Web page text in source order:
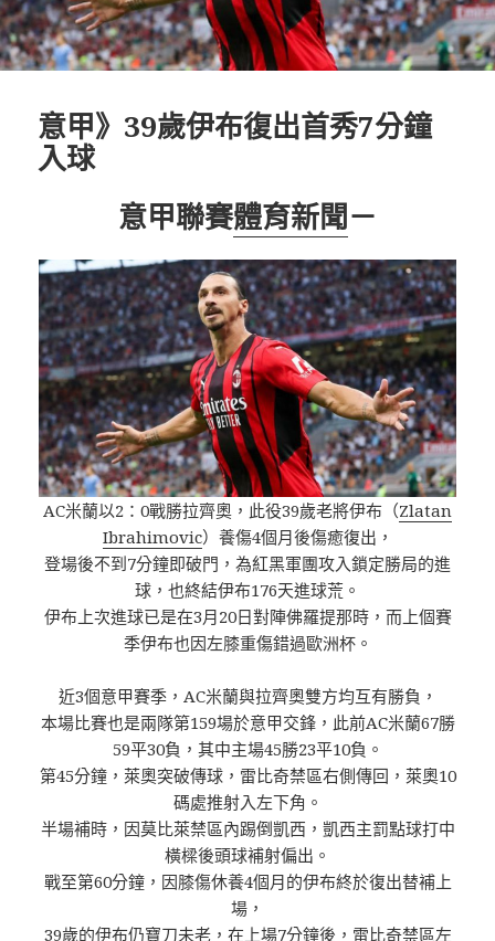
意甲》39歲伊布復出首秀7分鐘
入球
意甲聯賽體育新聞－
AC米蘭以2：0戰勝拉齊奧，此役39歲老將伊布（Zlatan
Ibrahimovic）養傷4個月後傷癒復出，
登場後不到7分鐘即破門，為紅黑軍團攻入鎖定勝局的進
球，也終結伊布176天進球荒。
伊布上次進球已是在3月20日對陣佛羅提那時，而上個賽
季伊布也因左膝重傷錯過歐洲杯。
近3個意甲賽季，AC米蘭與拉齊奧雙方均互有勝負，
本場比賽也是兩隊第159場於意甲交鋒，此前AC米蘭67勝
59平30負，其中主場45勝23平10負。
第45分鐘，萊奧突破傳球，雷比奇禁區右側傳回，萊奧10
碼處推射入左下角。
半場補時，因莫比萊禁區內踢倒凱西，凱西主罰點球打中
橫樑後頭球補射偏出。
戰至第60分鐘，因膝傷休養4個月的伊布終於復出替補上
場，
39歲的伊布仍寶刀未老，在上場7分鐘後，雷比奇禁區左